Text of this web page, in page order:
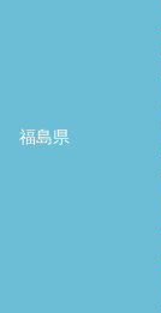
福島県